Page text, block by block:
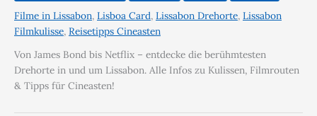
Filme in Lissabon, Lisboa Card, Lissabon Drehorte, Lissabon
Filmkulisse, Reisetipps Cineasten
Von James Bond bis Netflix – entdecke die berühmtesten
Drehorte in und um Lissabon. Alle Infos zu Kulissen, Filmrouten
& Tipps für Cineasten!